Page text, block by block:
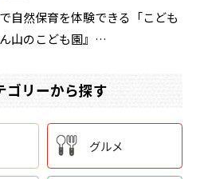
自然保育を体験できる「こども
山のこども園』…
ゴリーから探す
グルメ